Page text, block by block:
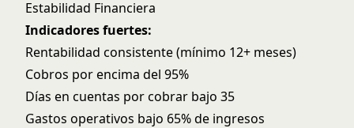
Estabilidad Financiera
Indicadores fuertes:
Rentabilidad consistente (mínimo 12+ meses)
Cobros por encima del 95%
Días en cuentas por cobrar bajo 35
Gastos operativos bajo 65% de ingresos